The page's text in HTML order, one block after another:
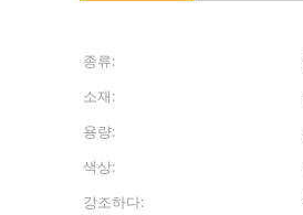
종류:
소재:
용량:
색상:
강조하다: